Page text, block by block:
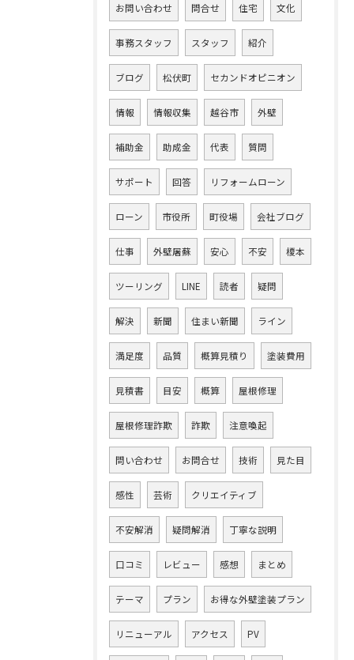
お問い合わせ 問合せ 住宅 文化
事務スタッフ スタッフ 紹介
ブログ 松伏町 セカンドオピニオン
情報 情報収集 越谷市 外壁
補助金 助成金 代表 質問
サポート 回答 リフォームローン
ローン 市役所 町役場 会社ブログ
仕事 外壁屠蘇 安心 不安 榎本
ツーリング LINE 読者 疑問
解決 新聞 住まい新聞 ライン
満足度 品質 概算見積り 塗装費用
見積書 目安 概算 屋根修理
屋根修理詐欺 詐欺 注意喚起
問い合わせ お問合せ 技術 見た目
感性 芸術 クリエイティブ
不安解消 疑問解消 丁寧な説明
口コミ レビュー 感想 まとめ
テーマ プラン お得な外壁塗装プラン
リニューアル アクセス PV